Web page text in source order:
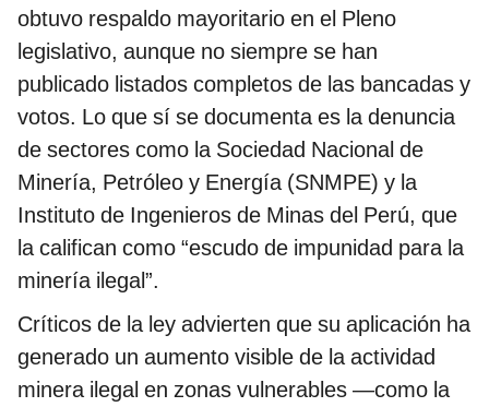
obtuvo respaldo mayoritario en el Pleno
legislativo, aunque no siempre se han
publicado listados completos de las bancadas y
votos. Lo que sí se documenta es la denuncia
de sectores como la Sociedad Nacional de
Minería, Petróleo y Energía (SNMPE) y la
Instituto de Ingenieros de Minas del Perú, que
la califican como “escudo de impunidad para la
minería ilegal”.
Críticos de la ley advierten que su aplicación ha
generado un aumento visible de la actividad
minera ilegal en zonas vulnerables —como la